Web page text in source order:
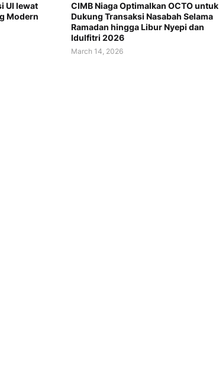
UI lewat
Modern
CIMB Niaga Optimalkan OCTO untuk
Dukung Transaksi Nasabah Selama
Ramadan hingga Libur Nyepi dan
Idulfitri 2026
March 14, 2026